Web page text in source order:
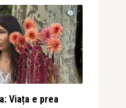
Viața e prea